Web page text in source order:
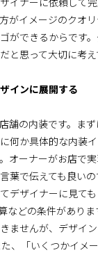
がイメージのクオ
ができるからです
と思って大切に考え
インに展開する
舗の内装です。ま
何か具体的な内装
オーナーがお店で
葉で伝えても良い
デザイナーに見て
などの条件があり
ませんが、デザイ
、「いくつかイメ